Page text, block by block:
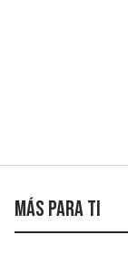
Más para ti